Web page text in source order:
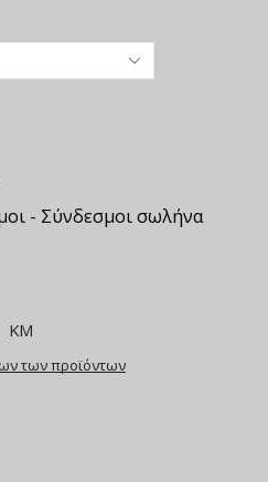
- Σύνδεσμοι σωλήνα
ΚΜ
των προϊόντων